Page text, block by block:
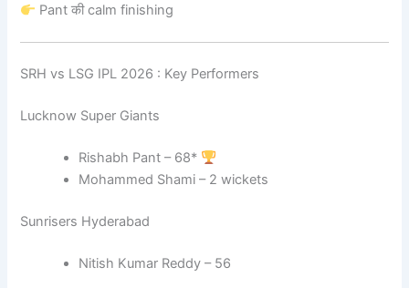
Pant की calm finishing
SRH vs LSG IPL 2026 : Key Performers
Lucknow Super Giants
Rishabh Pant – 68*
Mohammed Shami – 2 wickets
Sunrisers Hyderabad
Nitish Kumar Reddy – 56